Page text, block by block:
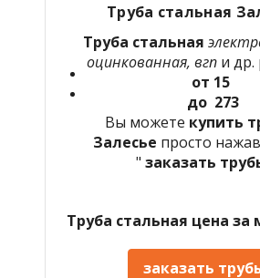
Труба стальная
Труба стальная
оцинкованная, вгп и
от 15
до 273
Вы можете купить
Залесье просто
" заказать
Труба стальная цена за
заказать